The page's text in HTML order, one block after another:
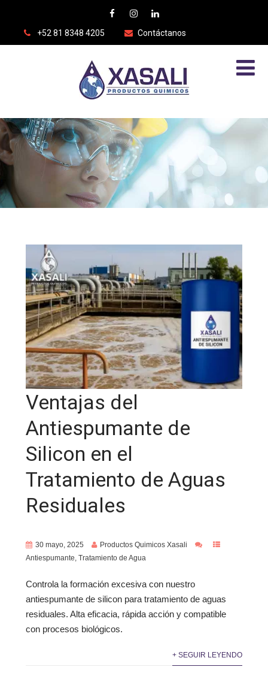
+52 81 8348 4205 Contáctanos
Ventajas del
Antiespumante de
Silicon en el
Tratamiento de Aguas
Residuales
30 mayo, 2025
Productos Quimicos Xasali
Antiespumante, Tratamiento de Agua
Controla la formación excesiva con nuestro
antiespumante de silicon para tratamiento de aguas
residuales. Alta eficacia, rápida acción y compatible
con procesos biológicos.
+ SEGUIR LEYENDO